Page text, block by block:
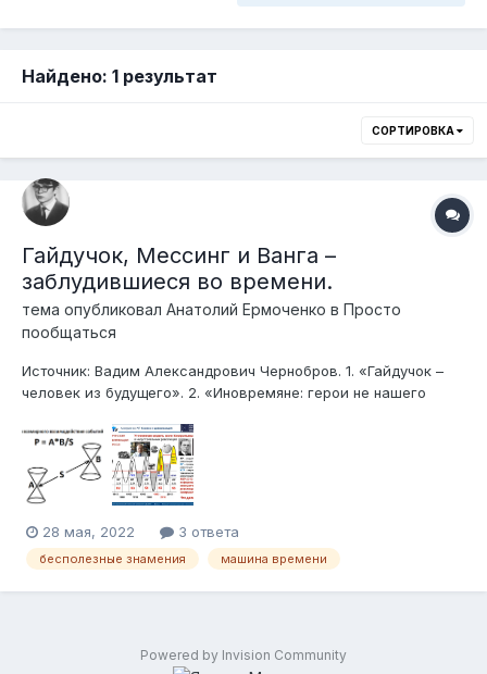
Найдено: 1 результат
СОРТИРОВКА
Гайдучок, Мессинг и Ванга –
заблудившиеся во времени.
тема опубликовал Анатолий Ермоченко в Просто
пообщаться
Источник: Вадим Александрович Чернобров. 1. «Гайдучок –
человек из будущего». 2. «Иновремяне: герои не нашего
Психологический феномен. «Если есть интуиция, значит есть
и закономерность». (Академик П. Л. Капица. Цитаты и
афоризмы)....
28 мая, 2022 3 ответа
бесполезные знамения машина времени
Powered by Invision Community